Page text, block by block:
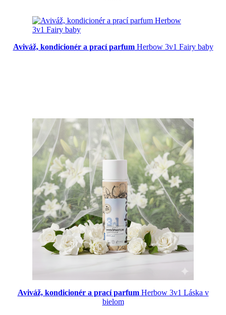
Aviváž, kondicionér a prací parfumHerbow 3v1 Fairy baby
Aviváž, kondicionér a prací parfumHerbow 3v1 Láska v
bielom